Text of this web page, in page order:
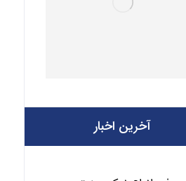
آخرین اخبار